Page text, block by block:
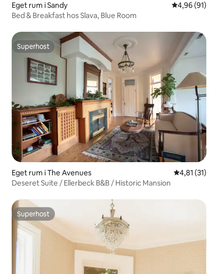
Eget rum i Sandy 4,96 av 5 i
4,96 (91)
Bed & Breakfast hos Slava, Blue Room
Superhost
Superhost
Eget rum i The Avenues 4,81 av 5 i
4,81 (31)
Deseret Suite / Ellerbeck B&B / Historic Mansion
Superhost
Superhost